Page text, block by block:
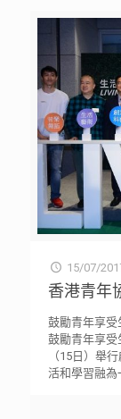
15/07/
香港青年
鼓勵青年享受
鼓勵青年享受
（15日）舉
活和學習融為